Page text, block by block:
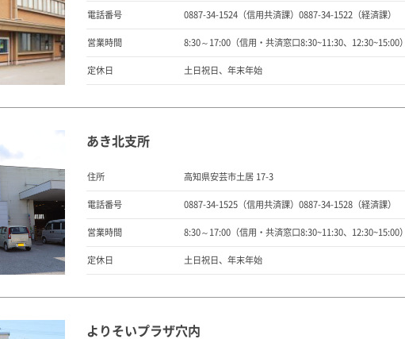
電話番号 0887-34-1524（信用共済課）0887-34-1522（経済課）
営業時間 8:30～17:00（信用・共済窓口8:30~11:30、12:30~15:00）
定休日 土日祝日、年末年始
あき北支所
住所 高知県安芸市土居 17-3
電話番号 0887-34-1525（信用共済課）0887-34-1528（経済課）
営業時間 8:30～17:00（信用・共済窓口8:30~11:30、12:30~15:00）
定休日 土日祝日、年末年始
よりそいプラザ穴内